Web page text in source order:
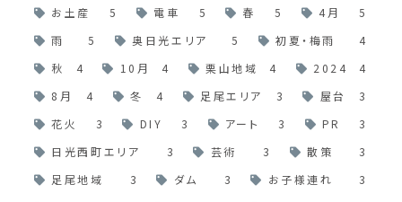
お土産
5 電車 5 春 5 4月
5
雨
5 奥日光エリア 5 初夏・梅雨
4
秋
4 10月 4 栗山地域 4 2024
4
8月
4 冬 4 足尾エリア 3 屋台
3
花火
3 DIY 3 アート 3 PR
3
日光西町エリア
3 芸術 3 散策
3
足尾地域
3 ダム 3 お子様連れ
3